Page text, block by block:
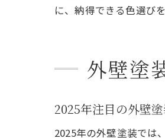
に、納得できる色選び
外壁塗
2025年注目の外壁
2025年の外壁塗装では